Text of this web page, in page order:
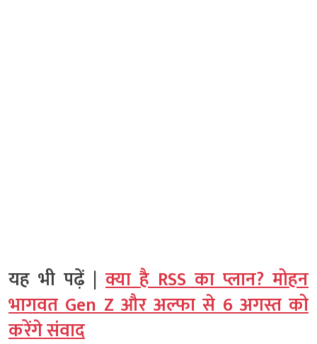
यह भी पढ़ें | क्या है RSS का प्लान? मोहन
भागवत Gen Z और अल्फा से 6 अगस्त को
करेंगे संवाद